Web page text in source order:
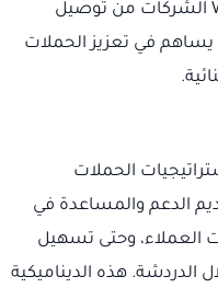
الملايين حول العالم، تمكّن WhatsApp الشركات من توصيل
يساهم في تعزيز الحملات
الحملات
الدعم والمساعدة في
العملاء، وحتى تسهيل
الدردشة. هذه الديناميكية